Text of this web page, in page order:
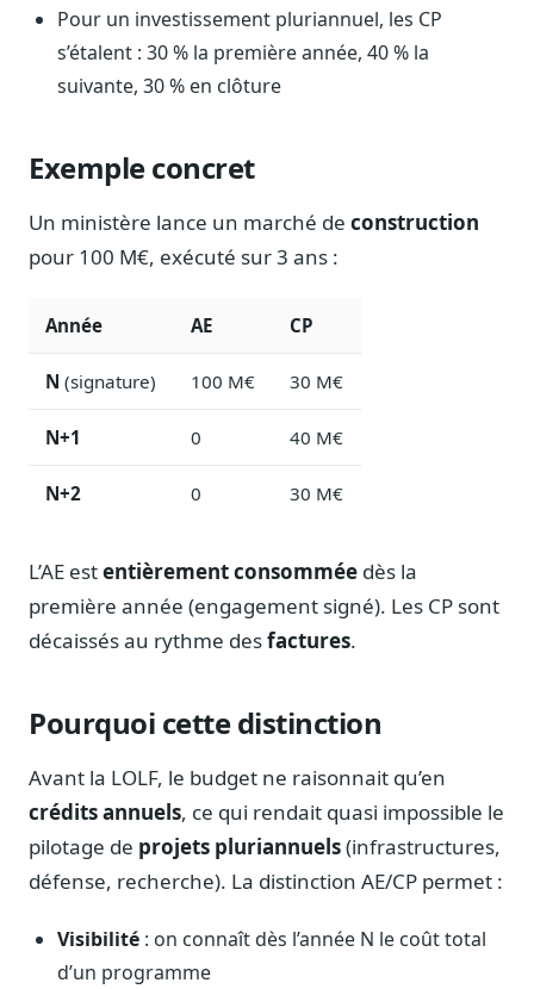
1027 termes expliqués
Glossaire affaires publiques
Lexique par thème métier
23 flux indexés
Le changelog mensuel
Charte IA
Fiabilité, souveraineté, sobriété
Sécurité
Hébergement européen, RGPD
Kit média, contacts
Pour un investissement pluriannuel, les CP
s’étalent : 30 % la première année, 40 % la
suivante, 30 % en clôture
Exemple concret
Un ministère lance un marché de construction
pour 100 M€, exécuté sur 3 ans :
Année AE CP
N (signature) 100 M€ 30 M€
N+1 0 40 M€
N+2 0 30 M€
L’AE estentièrement consommée dès la
première année (engagement signé). Les CP sont
décaissés au rythme desfactures.
Pourquoi cette distinction
Avant la LOLF, le budget ne raisonnait qu’en
crédits annuels, ce qui rendait quasi impossible le
pilotage de projets pluriannuels(infrastructures,
défense, recherche). La distinction AE/CP permet :
Visibilité : on connaît dès l’année N le coût total
d’un programme